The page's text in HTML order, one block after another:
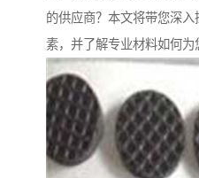
的供应商？本文将带您深
素，并了解专业材料如何为